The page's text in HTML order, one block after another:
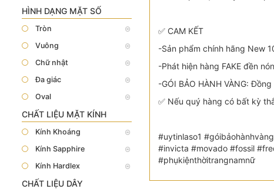
HÌNH DẠNG MẶT SỐ
Tròn
Vuông
Chữ nhật
Đa giác
Oval
CHẤT LIỆU MẶT KÍNH
Kính Khoáng
Kính Sapphire
Kính Hardlex
CHẤT LIỆU DÂY
✅ CAM KẾT
-Sản phẩm chính hãng New
-Phát hiện hàng FAKE đền
-GÓI BẢO HÀNH VÀNG:
✅ Nếu quý hàng có bất kỳ
#uytinlaso1
#invicta #movado #fossil
#phụkiệnthờitrangnamnữ